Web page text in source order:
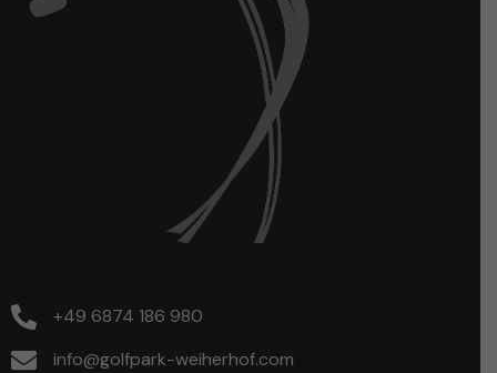
+49 6874 186 980
info@golfpark-weiherhof.com